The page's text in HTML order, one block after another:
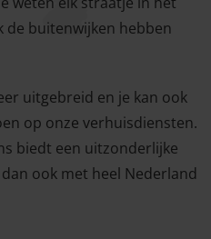
de buitenwijken hebben
uitgebreid en je kan ook
op onze verhuisdiensten.
biedt een uitzonderlijke
ook met heel Nederland